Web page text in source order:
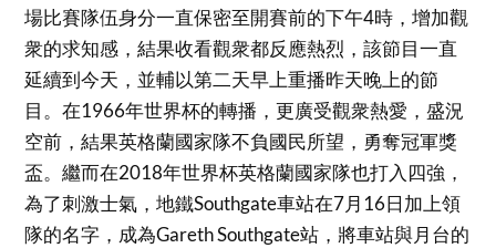
場比賽隊伍身分一直保密至開賽前的下午4時，增加觀
衆的求知感，結果收看觀衆都反應熱烈，該節目一直
延續到今天，並輔以第二天早上重播昨天晚上的節
目。在1966年世界杯的轉播，更廣受觀衆熱愛，盛況
空前，結果英格蘭國家隊不負國民所望，勇奪冠軍獎
盃。繼而在2018年世界杯英格蘭國家隊也打入四強，
為了刺激士氣，地鐵Southgate車站在7月16日加上領
隊的名字，成為Gareth Southgate站，將車站與月台的